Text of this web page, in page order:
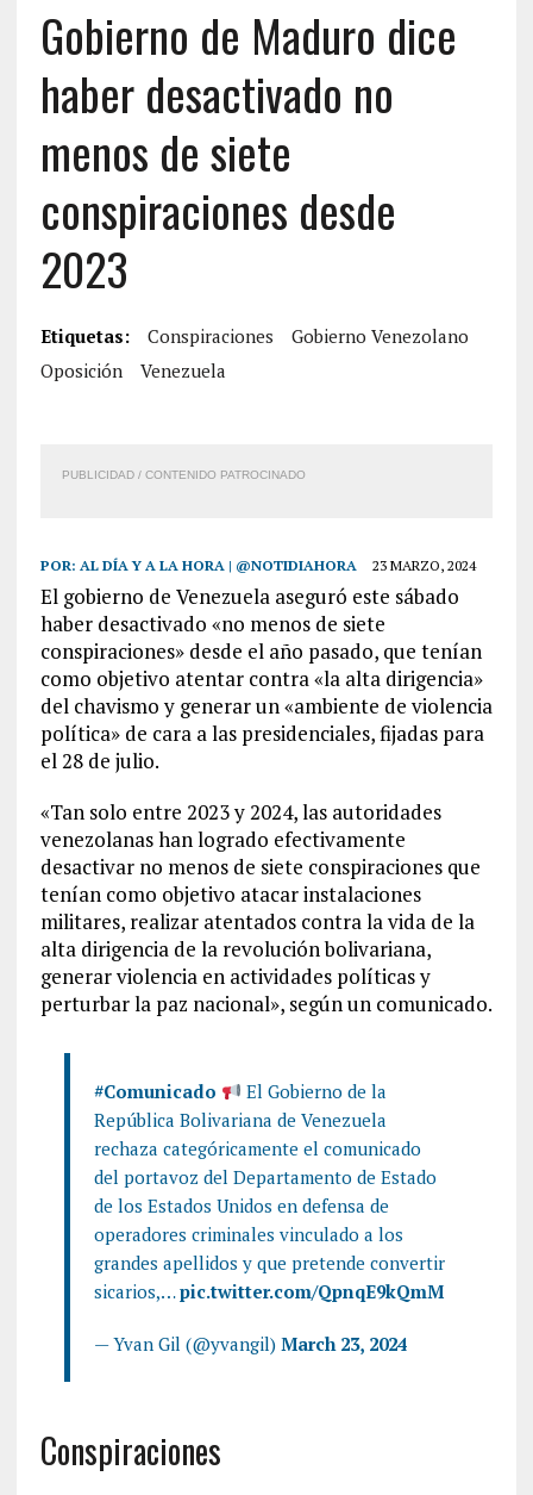
Gobierno de Maduro dice
haber desactivado no
menos de siete
conspiraciones desde
2023
Etiquetas: Conspiraciones
Gobierno Venezolano
Oposición
Venezuela
PUBLICIDAD / CONTENIDO PATROCINADO
POR: AL DÍA Y A LA HORA | @NOTIDIAHORA 23 MARZO, 2024
El gobierno de Venezuela aseguró este sábado
haber desactivado «no menos de siete
conspiraciones» desde el año pasado, que tenían
como objetivo atentar contra «la alta dirigencia»
del chavismo y generar un «ambiente de violencia
política» de cara a las presidenciales, fijadas para
el 28 de julio.
«Tan solo entre 2023 y 2024, las autoridades
venezolanas han logrado efectivamente
desactivar no menos de siete conspiraciones que
tenían como objetivo atacar instalaciones
militares, realizar atentados contra la vida de la
alta dirigencia de la revolución bolivariana,
generar violencia en actividades políticas y
perturbar la paz nacional», según un comunicado.
#Comunicado
El Gobierno de la
República Bolivariana de Venezuela
rechaza categóricamente el comunicado
del portavoz del Departamento de Estado
de los Estados Unidos en defensa de
operadores criminales vinculado a los
grandes apellidos y que pretende convertir
sicarios,…pic.twitter.com/QpnqE9kQmM
— Yvan Gil (@yvangil) March 23, 2024
Conspiraciones